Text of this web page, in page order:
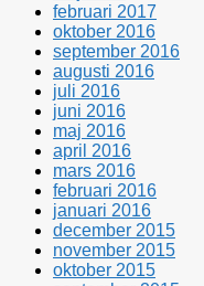
februari 2017
oktober 2016
september 2016
augusti 2016
juli 2016
juni 2016
maj 2016
april 2016
mars 2016
februari 2016
januari 2016
december 2015
november 2015
oktober 2015